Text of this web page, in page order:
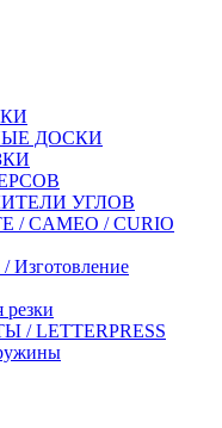
ДОСКИ
УГЛОВ
/ CAMEO / CURIO
LETTERPRESS